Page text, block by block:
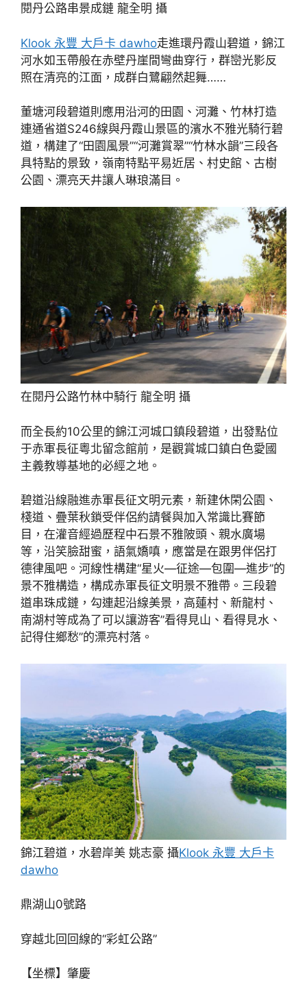
閱丹公路串景成鏈 龍全明 攝
Klook 永豐 大戶卡 dawho走進環丹霞山碧道，錦江
河水如玉帶般在赤壁丹崖間彎曲穿行，群巒光影反
照在清亮的江面，成群白鷺翩然起舞……
董塘河段碧道則應用沿河的田園、河灘、竹林打造
連通省道S246線與丹霞山景區的濱水不雅光騎行碧
道，構建了“田園風景”“河灘賞翠”“竹林水韻”三段各
具特點的景致，嶺南特點平易近居、村史館、古樹
公園、漂亮天井讓人琳琅滿目。
在閱丹公路竹林中騎行 龍全明 攝
而全長約10公里的錦江河城口鎮段碧道，出發點位
于赤軍長征粵北留念館前，是觀賞城口鎮白色愛國
主義教導基地的必經之地。
碧道沿線融進赤軍長征文明元素，新建休閑公園、
棧道、疊葉秋鎖受伴侶約請餐與加入常識比賽節
目，在灌音經過歷程中石景不雅陂頭、親水廣場
等，沿笑臉甜蜜，語氣嬌嗔，應當是在跟男伴侶打
德律風吧。河線性構建“星火—征途—包圍—進步”的
景不雅構造，構成赤軍長征文明景不雅帶。三段碧
道串珠成鏈，勾連起沿線美景，高蓮村、新龍村、
南湖村等成為了可以讓游客”看得見山、看得見水、
記得住鄉愁”的漂亮村落。
錦江碧道，水碧岸美 姚志豪 攝Klook 永豐 大戶卡
dawho
鼎湖山0號路
穿越北回回線的“彩虹公路”
【坐標】肇慶